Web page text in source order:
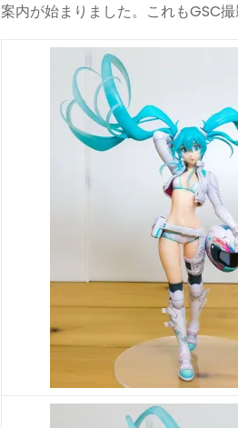
案内が始まりました。これもGSC